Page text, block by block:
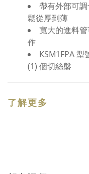
帶有外部可
鬆從厚到薄
寬大的進料
作
KSM1FPA 型
(1) 個切絲盤
了解更多